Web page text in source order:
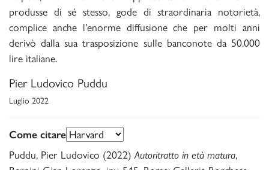
produsse di sé stesso, gode di straordinaria notorietà,
complice anche l’enorme diffusione che per molti anni
derivò dalla sua trasposizione sulle banconote da 50.000
lire italiane.
Pier Ludovico Puddu
Luglio 2022
Come citare
Puddu, Pier Ludovico (2022) Autoritratto in età matura,